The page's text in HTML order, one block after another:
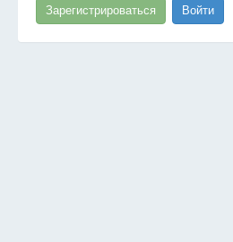
Зарегистрироваться Войти